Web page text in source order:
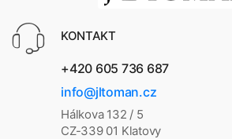
KONTAKT
+420 605 736 687
info@jltoman.cz
Hálkova 132 / 5
CZ-339 01 Klatovy